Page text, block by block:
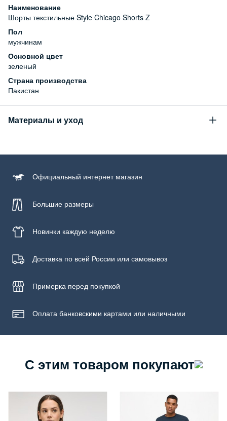
Наименование
Шорты текстильные Style Chicago Shorts Z
Пол
мужчинам
Основной цвет
зеленый
Страна производства
Пакистан
Материалы и уход
98% хлопок, 2% эластан
Бережная стирка при температуре не более 30С, химчистка
запрещена
Официальный интернет магазин
Большие размеры
Новинки каждую неделю
Доставка по всей России или самовывоз
Примерка перед покупкой
Оплата банковскими картами или наличными
С этим товаром покупают